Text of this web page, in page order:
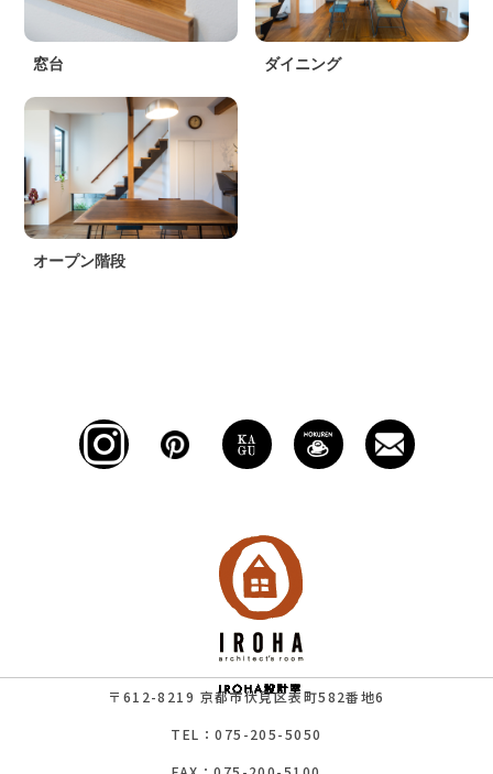
窓台 ダイニング
オープン階段
〒612-8219 京都市伏見区表町582番地6
TEL：075-205-5050